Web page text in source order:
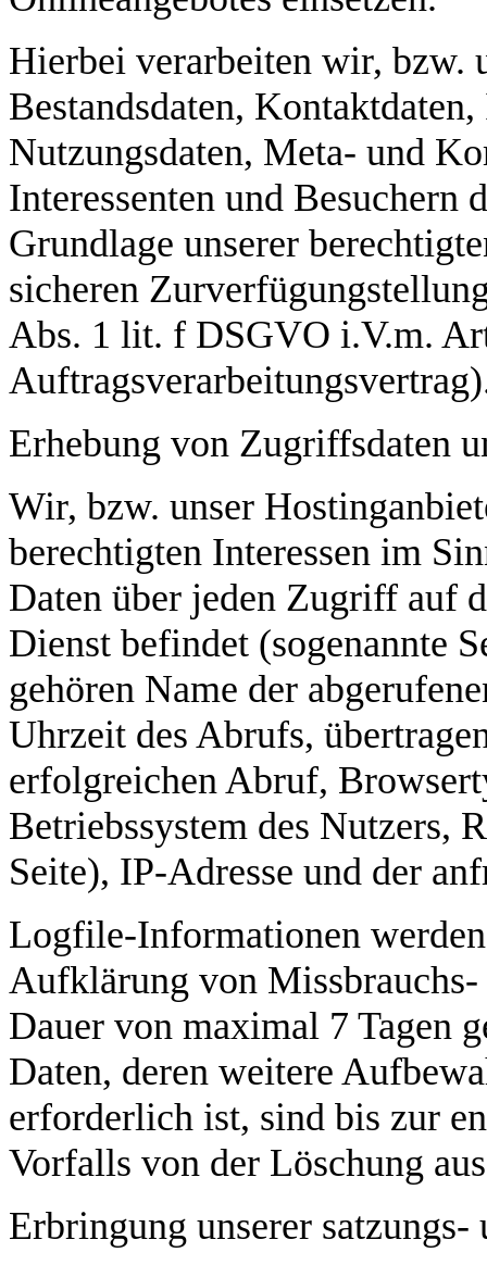
Hierbei verarbeiten wir, bzw.
Bestandsdaten,
Nutzungsdaten, Meta- und
Interessenten und Besuchern
Grundlage unserer
sicheren
Abs. 1 lit. f DSGVO i.V.m.
Erhebung von Zugriffsdaten
Wir, bzw. unser
berechtigten Interessen im
Daten über jeden Zugriff auf
Dienst befindet (sogenannte
gehören Name der
Uhrzeit des Abrufs,
erfolgreichen Abruf,
Betriebssystem des Nutzers,
Seite), IP-Adresse und der
Logfile-Informationen
Aufklärung von
Dauer von maximal 7 Tagen
Daten, deren weitere
erforderlich ist, sind bis zur
Vorfalls von der Löschung
Erbringung unserer satzungs-